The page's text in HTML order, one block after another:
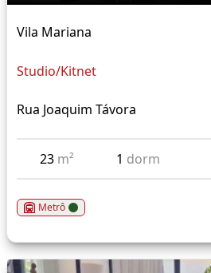
Vila Mariana
Studio/Kitnet
Rua Joaquim Távora
23 m² 1 dorm
Metrô